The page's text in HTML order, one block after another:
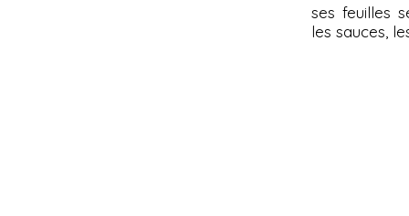
ses feuilles
les sauces,